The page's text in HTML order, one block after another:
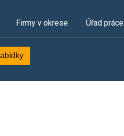
Firmy v okrese Úřad práce